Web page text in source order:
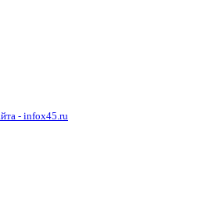
- infox45.ru